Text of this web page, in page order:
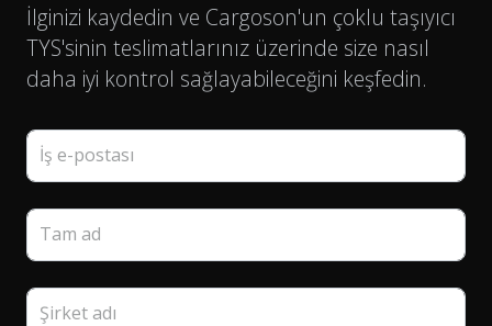
İlginizi kaydedin ve Cargoson'un çoklu taşıyıcı
TYS'sinin teslimatlarınız üzerinde size nasıl
daha iyi kontrol sağlayabileceğini keşfedin.
İş e-postası
Tam ad
Şirket adı